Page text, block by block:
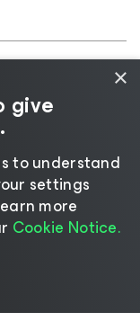
|
Política de
×
give
to understand
settings
more
Cookie Notice.